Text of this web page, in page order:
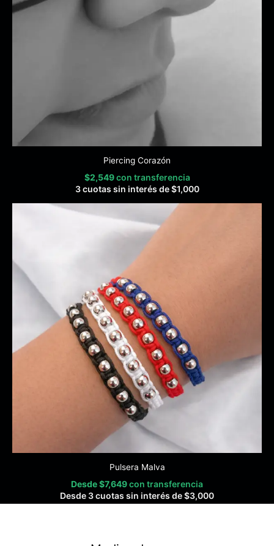
Piercing Corazón
$2,549 con transferencia
3 cuotas sin interés de$1,000
Pulsera Malva
Desde$7,649con transferencia
Desde 3 cuotas sin interés de$3,000